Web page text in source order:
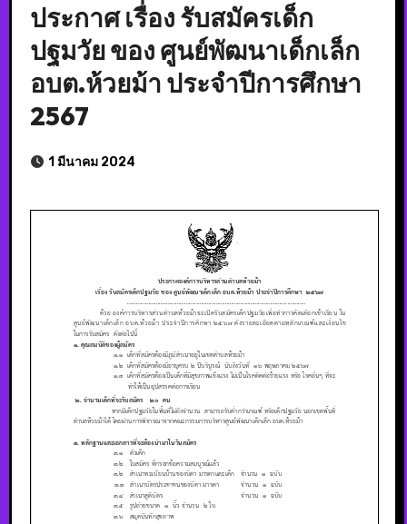
ประกาศ เรื่อง รับสมัครเด็ก
ปฐมวัย ของ ศูนย์พัฒนาเด็กเล็ก
อบต.ห้วยม้า ประจำปีการศึกษา
2567
1 มีนาคม 2024